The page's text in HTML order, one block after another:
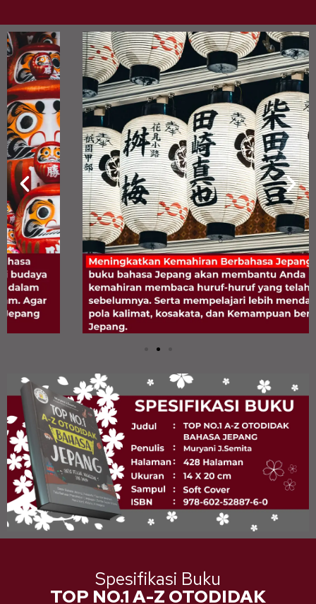
Spesifikasi Buku
TOP NO.1 A-Z OTODIDAK